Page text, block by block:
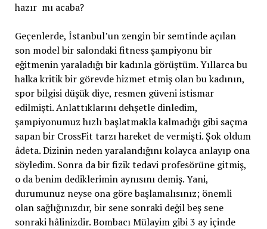
hazır mı acaba?
Geçenlerde, İstanbul’un zengin bir semtinde açılan
son model bir salondaki fitness şampiyonu bir
eğitmenin yaraladığı bir kadınla görüştüm. Yıllarca bu
halka kritik bir görevde hizmet etmiş olan bu kadının,
spor bilgisi düşük diye, resmen güveni istismar
edilmişti. Anlattıklarını dehşetle dinledim,
şampiyonumuz hızlı başlatmakla kalmadığı gibi saçma
sapan bir CrossFit tarzı hareket de vermişti. Şok oldum
âdeta. Dizinin neden yaralandığını kolayca anlayıp ona
söyledim. Sonra da bir fizik tedavi profesörüne gitmiş,
o da benim dediklerimin aynısını demiş. Yani,
durumunuz neyse ona göre başlamalısınız; önemli
olan sağlığınızdır, bir sene sonraki değil beş sene
sonraki hâlinizdir. Bombacı Mülayim gibi 3 ay içinde